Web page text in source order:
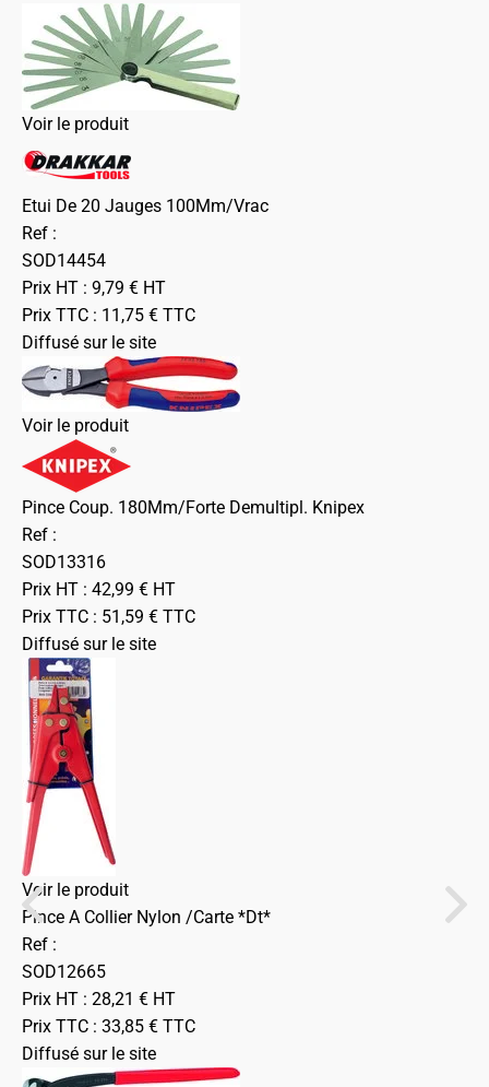
Voir le produit
Etui De 20 Jauges 100Mm/Vrac
Ref :
SOD14454
Prix HT : 9,79 € HT
Prix TTC : 11,75 € TTC
Diffusé sur le site
Voir le produit
Pince Coup. 180Mm/Forte Demultipl. Knipex
Ref :
SOD13316
Prix HT : 42,99 € HT
Prix TTC : 51,59 € TTC
Diffusé sur le site
Voir le produit
Pince A Collier Nylon /Carte *Dt*
Ref :
SOD12665
Prix HT : 28,21 € HT
Prix TTC : 33,85 € TTC
Diffusé sur le site